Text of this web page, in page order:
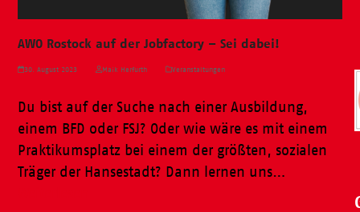
AWO Rostock auf der Jobfactory – Sei dabei!
30. August 2023 Maik Herfurth Veranstaltungen
Du bist auf der Suche nach einer Ausbildung,
einem BFD oder FSJ? Oder wie wäre es mit einem
Praktikumsplatz bei einem der größten, sozialen
Träger der Hansestadt? Dann lernen uns…